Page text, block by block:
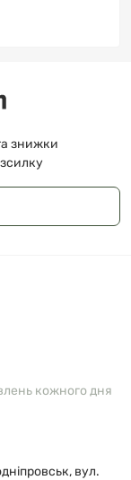
знижки
кожного дня
вул.